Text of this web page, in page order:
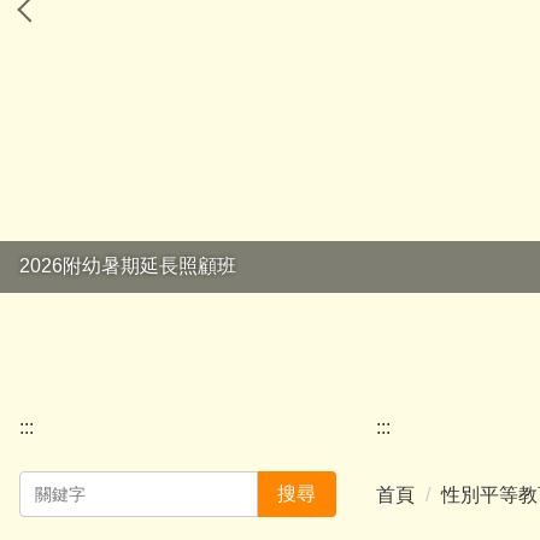
2026附幼暑期延長照顧班
:::
搜尋
:::
首頁 性別平等